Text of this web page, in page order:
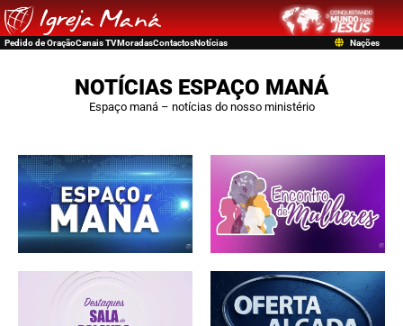
Pedido de OraçãoCanais TVMoradasContactosNotícias Nações
NOTÍCIAS ESPAÇO MANÁ
Espaço maná – notícias do nosso ministério